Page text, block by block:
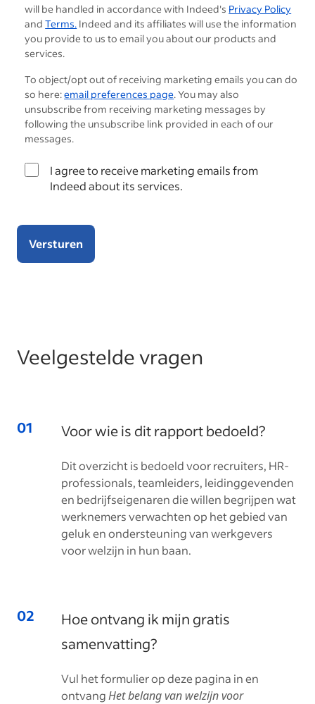
will be handled in accordance with Indeed's Privacy Policy
andTerms. Indeed and its affiliates will use the information
you provide to us to email you about our products and
services.
To object/opt out of receiving marketing emails you can do
so here:email preferences page. You may also
unsubscribe from receiving marketing messages by
following the unsubscribe link provided in each of our
messages.
I agree to receive marketing emails from
Indeed about its services.
Versturen
Veelgestelde vragen
Voor wie is dit rapport bedoeld?
Dit overzicht is bedoeld voor recruiters, HR-
professionals, teamleiders, leidinggevenden
en bedrijfseigenaren die willen begrijpen wat
werknemers verwachten op het gebied van
geluk en ondersteuning van werkgevers
voor welzijn in hun baan.
Hoe ontvang ik mijn gratis
samenvatting?
Vul het formulier op deze pagina in en
ontvang Het belang van welzijn voor